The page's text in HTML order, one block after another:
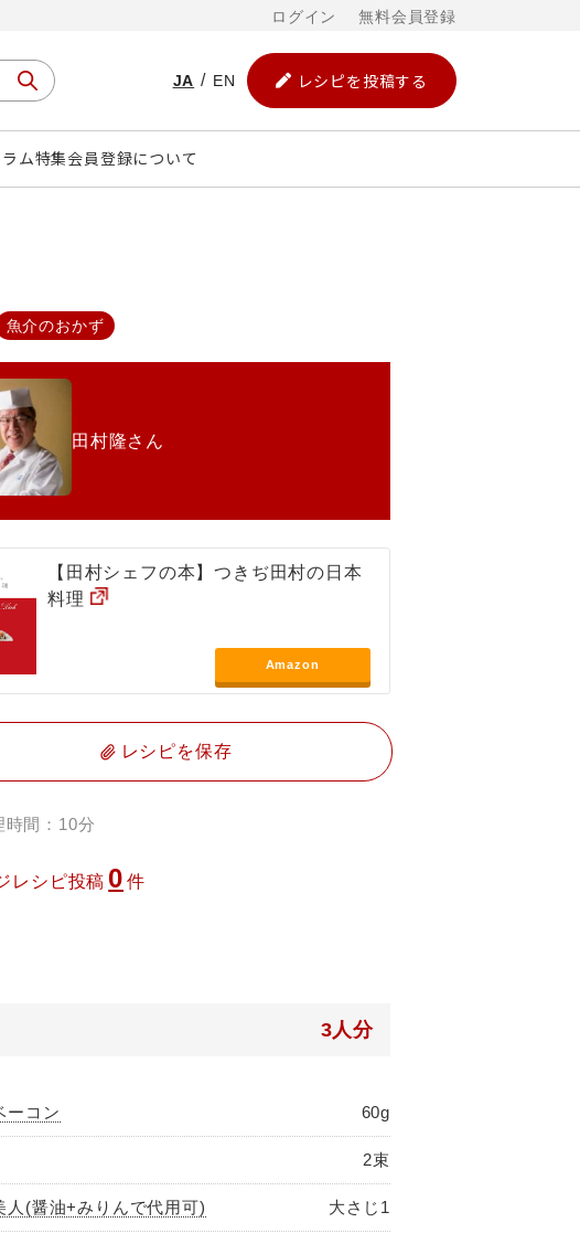
ログイン 無料会員登録
JA EN レシピを投稿する
ム特集会員登録について
魚介のおかず
田村隆さん
【田村シェフの本】つきぢ田村の日本
料理
Amazon
レシピを保存
時間：10分
レシピ投稿 0 件
3人分
ーコン 60g
2束
人(醤油+みりんで代用可) 大さじ1